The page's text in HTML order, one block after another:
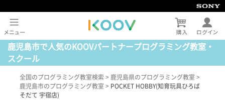
鹿児島市で人気のKOOVパートナープログラミング教室・
スクール
全国のプログラミング教室検索 > 鹿児島県のプログラミング教室 >
鹿児島市のプログラミング教室 > POCKET HOBBY(知育玩具ひろば
そだて 宇宿店)